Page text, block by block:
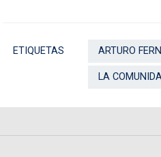
ETIQUETAS ARTURO
LA